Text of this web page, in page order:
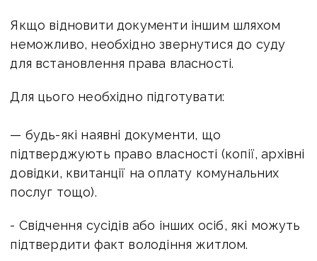
Якщо відновити документи іншим шляхом
неможливо, необхідно звернутися до суду
для встановлення права власності.
Для цього необхідно підготувати:
— будь-які наявні документи, що
підтверджують право власності (копії, архівні
довідки, квитанції на оплату комунальних
послуг тощо).
- Свідчення сусідів або інших осіб, які можуть
підтвердити факт володіння житлом.